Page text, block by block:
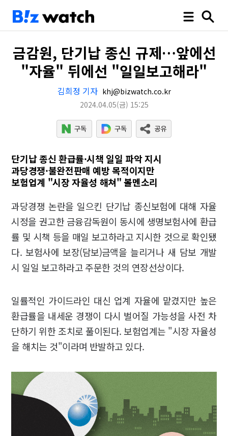
금감원, 단기납 종신 규제…앞에선
"자율" 뒤에선 "일일보고해라"
김희정 기자 khj@bizwatch.co.kr
2024.04.05(금) 15:25
단기납 종신 환급률·시책 일일 파악 지시
과당경쟁·불완전판매 예방 목적이지만
보험업계 "시장 자율성 해쳐" 볼멘소리
과당경쟁 논란을 일으킨 단기납 종신보험에 대해 자율
시정을 권고한 금융감독원이 동시에 생명보험사에 환급
률 및 시책 등을 매일 보고하라고 지시한 것으로 확인됐
다. 보험사에 보장(담보)금액을 늘리거나 새 담보 개발
시 일일 보고하라고 주문한 것의 연장선상이다.
일률적인 가이드라인 대신 업계 자율에 맡겼지만 높은
환급률을 내세운 경쟁이 다시 벌어질 가능성을 사전 차
단하기 위한 조치로 풀이된다. 보험업계는 "시장 자율성
을 해치는 것"이라며 반발하고 있다.